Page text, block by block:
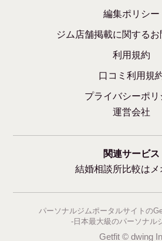
編集ポリシー
ジム店舗掲載に関する
利用規約
口コミ利用規
プライバシーポリ
運営会社
関連サービス
結婚相談所比較はメ
パーソナルジムポータルサイトの
-日本最大級のパーソナル
Getfit © dwing